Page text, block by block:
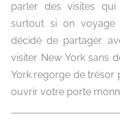
parler des visites
surtout si on voyage
décidé de partager
visiter New York sans
York regorge de trésor
ouvrir votre porte